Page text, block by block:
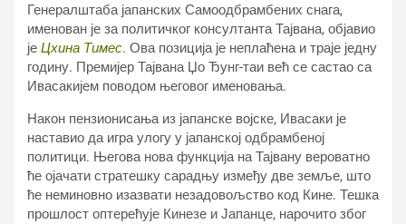
Генералштаба јапанских Самоодбрамбених снага,
именован је за политичког консултанта Тајвана, објавио
је Цхина Тимес. Ова позиција је неплаћена и траје једну
годину. Премијер Тајвана Џо Ђунг-таи већ се састао са
Ивасакијем поводом његовог именовања.
Након пензионисања из јапанске војске, Ивасаки је
наставио да игра улогу у јапанској одбрамбеној
политици. Његова нова функција на Тајвану вероватно
ће ојачати стратешку сарадњу између две земље, што
ће неминовно изазвати незадовољство код Кине. Тешка
прошлост оптерећује Кинезе и Јапанце, нарочито због